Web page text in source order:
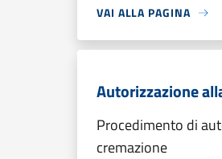
VAI ALLA PAGINA
Autorizzazione
Procedimento di
cremazione